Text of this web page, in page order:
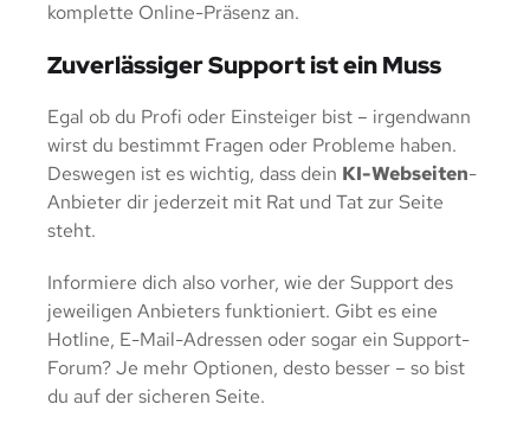
komplette Online-Präsenz an.
Zuverlässiger Support ist ein Muss
Egal ob du Profi oder Einsteiger bist – irgendwann
wirst du bestimmt Fragen oder Probleme haben.
Deswegen ist es wichtig, dass dein KI-Webseiten-
Anbieter dir jederzeit mit Rat und Tat zur Seite
steht.
Informiere dich also vorher, wie der Support des
jeweiligen Anbieters funktioniert. Gibt es eine
Hotline, E-Mail-Adressen oder sogar ein Support-
Forum? Je mehr Optionen, desto besser – so bist
du auf der sicheren Seite.